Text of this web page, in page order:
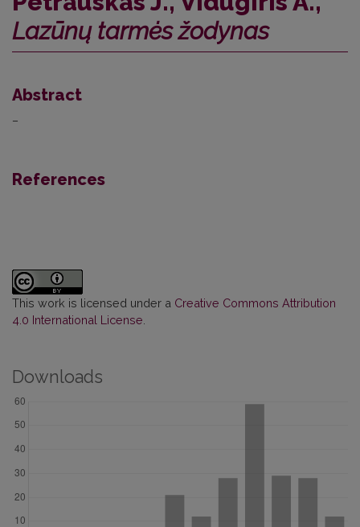
Lazūnų tarmės žodynas
Abstract
–
References
This work is licensed under a Creative Commons Attribution
4.0 International License
Downloads